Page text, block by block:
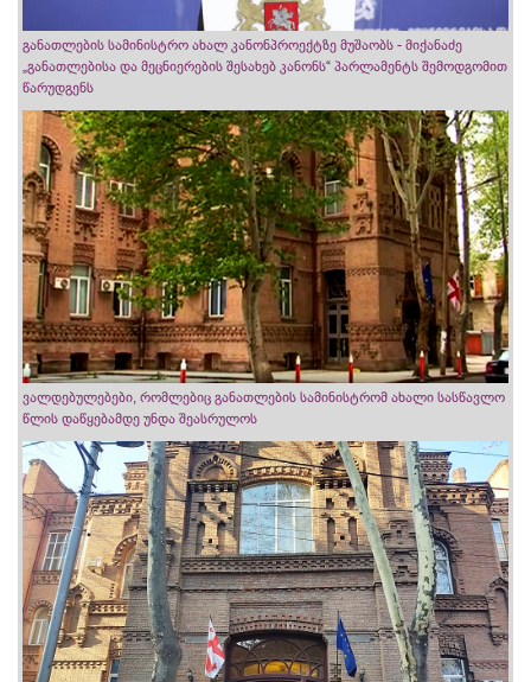
განათლების სამინისტრო ახალ კანონპროექტზე მუშაობს - მიქანაძე
„განათლებისა და მეცნიერების შესახებ კანონს“ პარლამენტს შემოდგომით
წარუდგენს
ვალდებულებები, რომლებიც განათლების სამინისტრომ ახალი სასწავლო
წლის დაწყებამდე უნდა შეასრულოს